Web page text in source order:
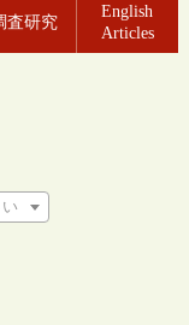
査研究
English
Articles